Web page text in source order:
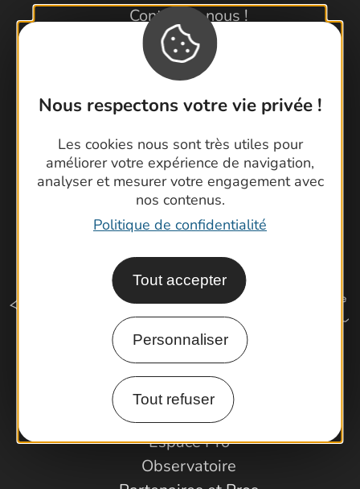
Nous respectons votre vie privée !
Les cookies nous sont très utiles pour
améliorer votre expérience de navigation,
analyser et mesurer votre engagement avec
nos contenus.
Politique de confidentialité
Tout accepter
Personnaliser
Tout refuser
Contactez-nous !
Foire aux questions
Brochures
Latitude Gard
Comment venir ?
Espace Pro
Observatoire